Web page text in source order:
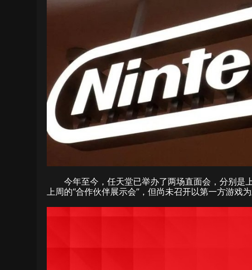
今年至今，任天堂已举办了两场直面会，分别是
上周的“合作伙伴展示会”，但尚未召开以第一方游戏为